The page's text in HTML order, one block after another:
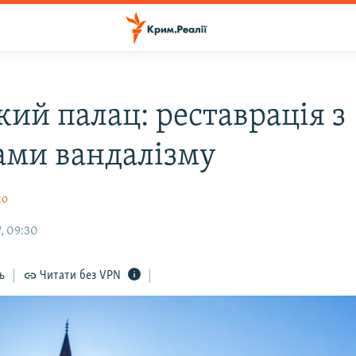
палац: реставрація з
вандалізму
09:30
Читати без VPN